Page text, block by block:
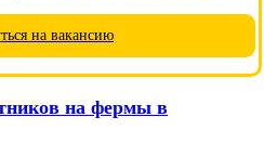
сканирование товара,
на вакансию
на фермы в